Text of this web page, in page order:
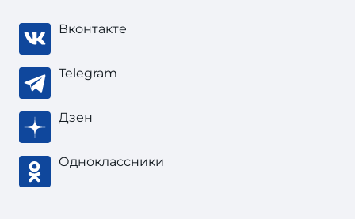
Вконтакте
Telegram
Дзен
Одноклассники